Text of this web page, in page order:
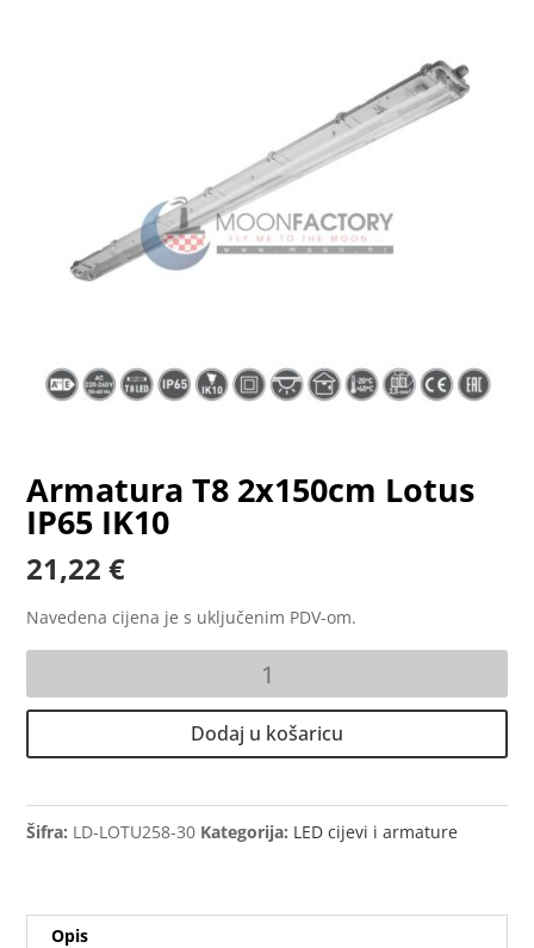
Armatura T8 2x150cm Lotus
IP65 IK10
21,22€
Navedena cijena je s uključenim PDV-om.
2x150cm
IK10
količina
Dodaj u košaricu
Šifra: LD-LOTU258-30 Kategorija: LED cijevi i armature
Opis